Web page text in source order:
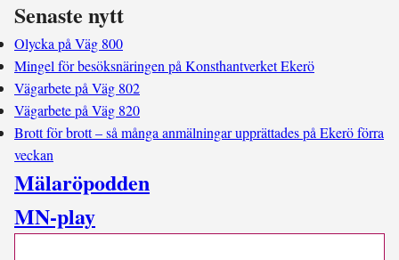
Senaste nytt
Olycka på Väg 800
Mingel för besöksnäringen på Konsthantverket Ekerö
Vägarbete på Väg 802
Vägarbete på Väg 820
Brott för brott – så många anmälningar upprättades på Ekerö förra
veckan
Mälaröpodden
MN-play